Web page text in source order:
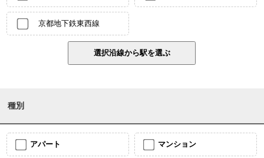
京都地下鉄東西線
種別
アパート マンション